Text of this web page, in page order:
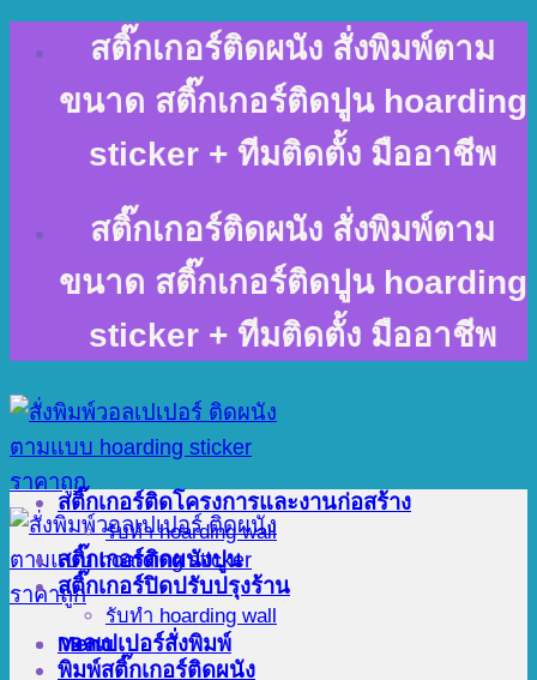
content
สติ๊กเกอร์ติดผนัง สั่งพิมพ์ตาม
ขนาด สติ๊กเกอร์ติดปูน hoarding
sticker + ทีมติดตั้ง มืออาชีพ
สติ๊กเกอร์ติดผนัง สั่งพิมพ์ตาม
ขนาด สติ๊กเกอร์ติดปูน hoarding
sticker + ทีมติดตั้ง มืออาชีพ
Menu
สติ๊กเกอร์ติดโครงการและงานก่อสร้าง
รับทำ hoarding wall
สติ๊กเกอร์ติดผนังปูน
สติ๊กเกอร์ปิดปรับปรุงร้าน
รับทำ hoarding wall
วอลเปเปอร์สั่งพิมพ์
พิมพ์สติ๊กเกอร์ติดผนัง